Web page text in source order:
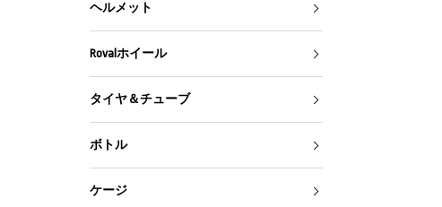
ヘルメット
Rovalホイール
タイヤ＆チューブ
ボトル
ケージ